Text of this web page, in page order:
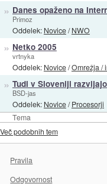
Tema
» Danes opaženo na
Primoz
Oddelek: Novice/NWO
» Netko 2005
vrtnyka
Oddelek: Novice/Omrežja /
» Tudi v Sloveniji
BSD-jas
Oddelek: Novice/Procesorji
Več podobnih tem
Pravila
Odgovornost